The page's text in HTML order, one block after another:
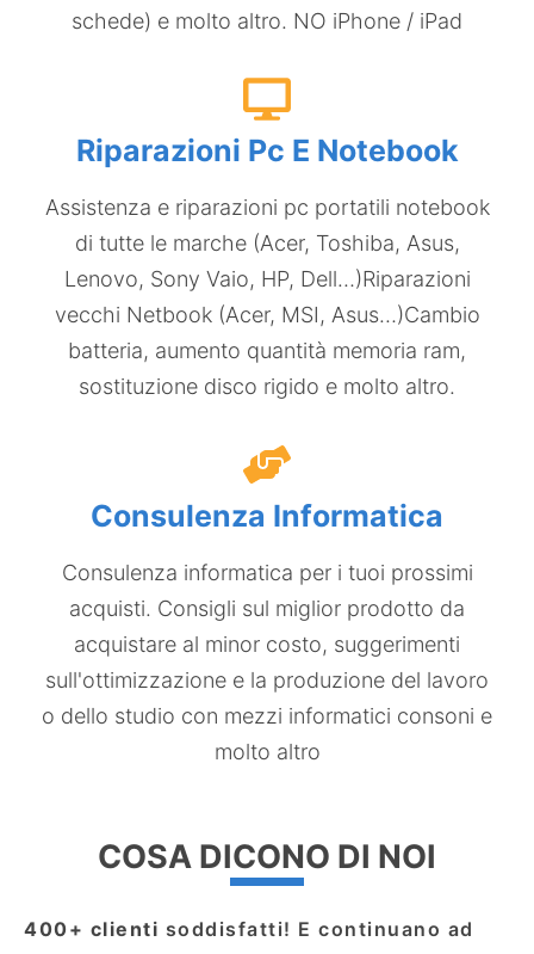
schede) e molto altro. NO iPhone / iPad
Riparazioni Pc E Notebook
Assistenza e riparazioni pc portatili notebook
di tutte le marche (Acer, Toshiba, Asus,
Lenovo, Sony Vaio, HP, Dell…)​ Riparazioni
vecchi Netbook (Acer, MSI, Asus…)​Cambio
batteria, aumento quantità memoria ram,
sostituzione disco rigido e molto altro.
Consulenza Informatica
Consulenza informatica​ per i tuoi prossimi
acquisti. Consigli sul miglior prodotto da
acquistare al minor costo, suggerimenti
sull'ottimizzazione e la produzione del lavoro
o dello studio con mezzi informatici consoni e
molto altro
COSA DICONO DI NOI
400+ clienti soddisfatti! E continuano ad